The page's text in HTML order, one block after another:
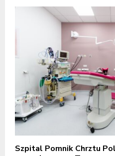
Szpital Pomnik Chrztu